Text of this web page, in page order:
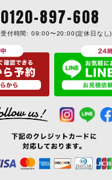
0120-897-608
受付時間: 09:00〜20:00(定休日なし)